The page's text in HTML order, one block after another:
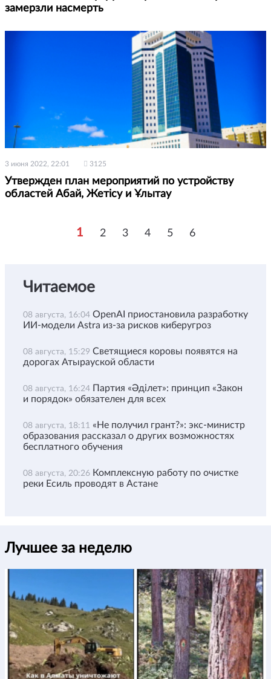
замерзли насмерть
3 июня 2022, 22:01 3125
Утвержден план мероприятий по устройству
областей Абай, Жетісу и Ұлытау
1 2 3 4 5 6
Читаемое
08 августа, 16:04 OpenAI приостановила разработку
ИИ-модели Astra из-за рисков киберугроз
08 августа, 15:29 Светящиеся коровы появятся на
дорогах Атырауской области
08 августа, 16:24 Партия «Әділет»: принцип «Закон
и порядок» обязателен для всех
08 августа, 18:11 «Не получил грант?»: экс-министр
образования рассказал о других возможностях
бесплатного обучения
08 августа, 20:26 Комплексную работу по очистке
реки Есиль проводят в Астане
Лучшее за неделю